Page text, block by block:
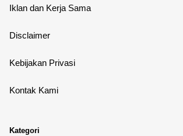
Iklan dan Kerja Sama
Disclaimer
Kebijakan Privasi
Kontak Kami
Kategori